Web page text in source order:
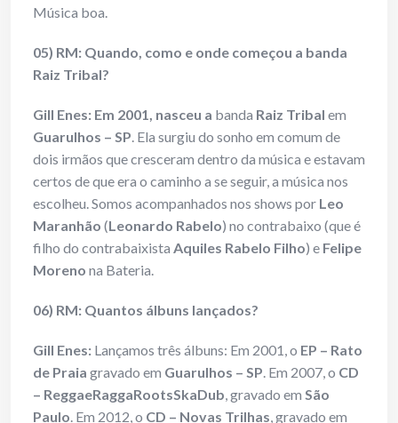
Música boa.
05) RM: Quando, como e onde começou a banda
Raiz Tribal?
Gill Enes: Em 2001, nasceu a banda Raiz Tribal em
Guarulhos – SP. Ela surgiu do sonho em comum de
dois irmãos que cresceram dentro da música e estavam
certos de que era o caminho a se seguir, a música nos
escolheu. Somos acompanhados nos shows por Leo
Maranhão (Leonardo Rabelo) no contrabaixo (que é
filho do contrabaixista Aquiles Rabelo Filho) e Felipe
Moreno na Bateria.
06) RM: Quantos álbuns lançados?
Gill Enes: Lançamos três álbuns: Em 2001, o EP – Rato
de Praia gravado em Guarulhos – SP. Em 2007, o CD
– ReggaeRaggaRootsSkaDub, gravado em São
Paulo. Em 2012, o CD – Novas Trilhas, gravado em